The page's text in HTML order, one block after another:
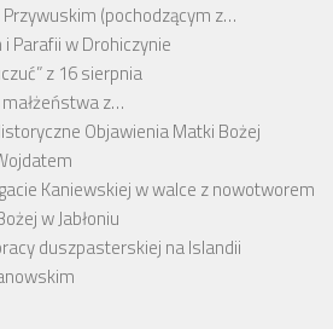
(pochodzącym z…
Parafii w Drohiczynie
z 16 sierpnia
małżeństwa z…
Objawienia Matki Bożej
Kaniewskiej w walce z nowotworem
w Jabłoniu
duszpasterskiej na Islandii